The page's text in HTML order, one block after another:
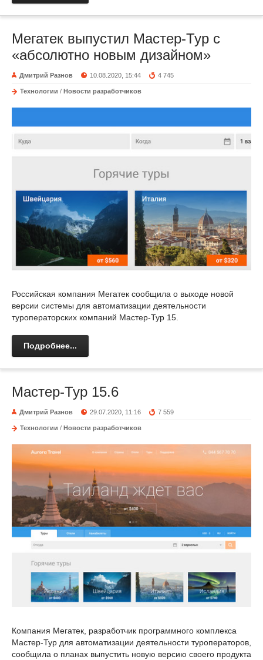
Мегатек выпустил Мастер-Тур с
«абсолютно новым дизайном»
Дмитрий Разнов 10.08.2020, 15:44 4 745
Технологии / Новости разработчиков
Российская компания Мегатек сообщила о выходе новой
версии системы для автоматизации деятельности
туроператорских компаний Мастер-Тур 15.
Подробнее...
Мастер-Тур 15.6
Дмитрий Разнов 29.07.2020, 11:16 7 559
Технологии / Новости разработчиков
Компания Мегатек, разработчик программного комплекса
Мастер-Тур для автоматизации деятельности туроператоров,
сообщила о планах выпустить новую версию своего продукта